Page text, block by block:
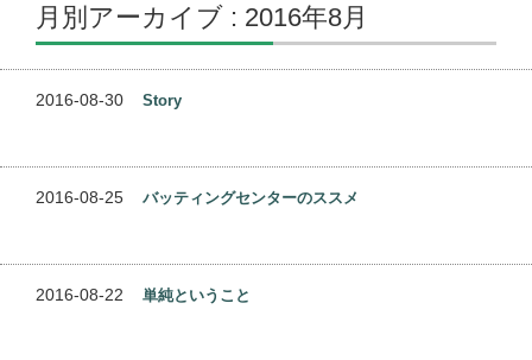
月別アーカイブ : 2016年8月
2016-08-30 Story
2016-08-25 バッティングセンターのススメ
2016-08-22 単純ということ